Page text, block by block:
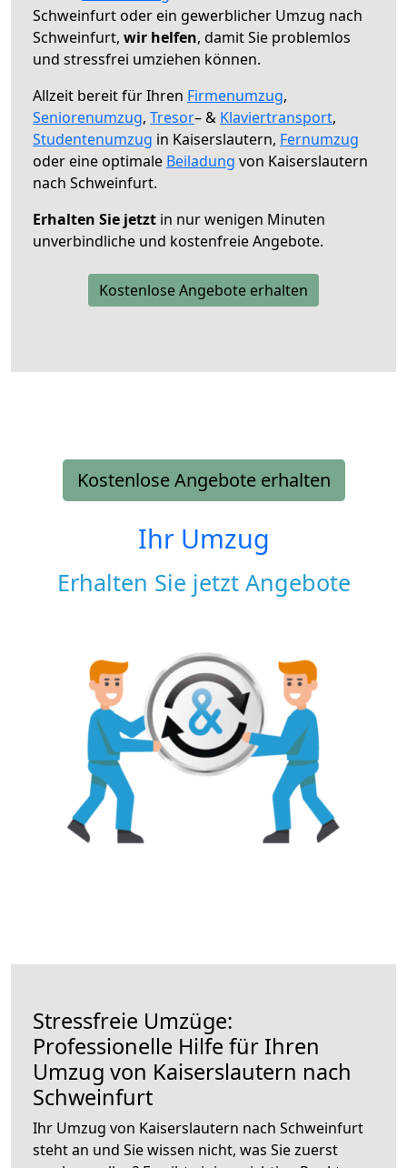
Schweinfurt oder ein gewerblicher Umzug nach
Schweinfurt, wir helfen, damit Sie problemlos
und stressfrei umziehen können.
Allzeit bereit für Ihren Firmenumzug,
Seniorenumzug, Tresor– & Klaviertransport,
Studentenumzug in Kaiserslautern, Fernumzug
oder eine optimale Beiladung von Kaiserslautern
nach Schweinfurt.
Erhalten Sie jetzt in nur wenigen Minuten
unverbindliche und kostenfreie Angebote.
Kostenlose Angebote erhalten
Kostenlose Angebote erhalten
Ihr Umzug
Erhalten Sie jetzt Angebote
Stressfreie Umzüge:
Professionelle Hilfe für Ihren
Umzug von Kaiserslautern nach
Schweinfurt
Ihr Umzug von Kaiserslautern nach Schweinfurt
steht an und Sie wissen nicht, was Sie zuerst